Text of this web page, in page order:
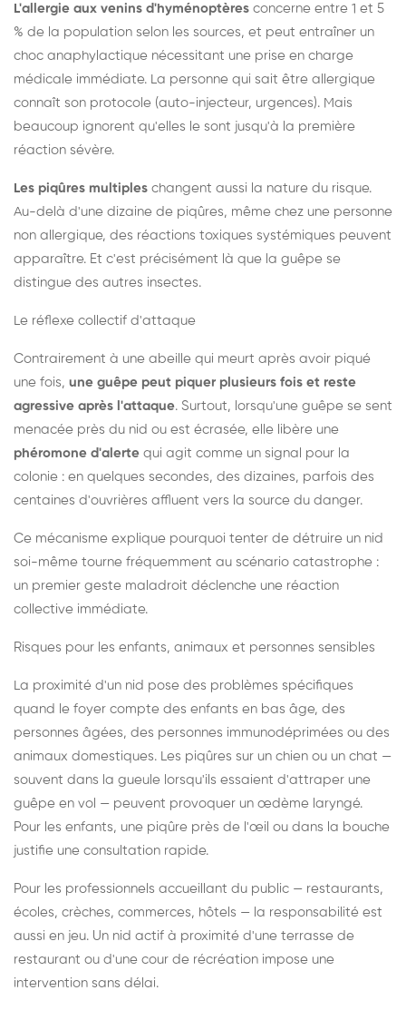
L'allergie aux venins d'hyménoptères concerne entre 1 et 5
% de la population selon les sources, et peut entraîner un
choc anaphylactique nécessitant une prise en charge
médicale immédiate. La personne qui sait être allergique
connaît son protocole (auto-injecteur, urgences). Mais
beaucoup ignorent qu'elles le sont jusqu'à la première
réaction sévère.
Les piqûres multiples changent aussi la nature du risque.
Au-delà d'une dizaine de piqûres, même chez une personne
non allergique, des réactions toxiques systémiques peuvent
apparaître. Et c'est précisément là que la guêpe se
distingue des autres insectes.
Le réflexe collectif d'attaque
Contrairement à une abeille qui meurt après avoir piqué
une fois, une guêpe peut piquer plusieurs fois et reste
agressive après l'attaque. Surtout, lorsqu'une guêpe se sent
menacée près du nid ou est écrasée, elle libère une
phéromone d'alerte qui agit comme un signal pour la
colonie : en quelques secondes, des dizaines, parfois des
centaines d'ouvrières affluent vers la source du danger.
Ce mécanisme explique pourquoi tenter de détruire un nid
soi-même tourne fréquemment au scénario catastrophe :
un premier geste maladroit déclenche une réaction
collective immédiate.
Risques pour les enfants, animaux et personnes sensibles
La proximité d'un nid pose des problèmes spécifiques
quand le foyer compte des enfants en bas âge, des
personnes âgées, des personnes immunodéprimées ou des
animaux domestiques. Les piqûres sur un chien ou un chat —
souvent dans la gueule lorsqu'ils essaient d'attraper une
guêpe en vol — peuvent provoquer un œdème laryngé.
Pour les enfants, une piqûre près de l'œil ou dans la bouche
justifie une consultation rapide.
Pour les professionnels accueillant du public — restaurants,
écoles, crèches, commerces, hôtels — la responsabilité est
aussi en jeu. Un nid actif à proximité d'une terrasse de
restaurant ou d'une cour de récréation impose une
intervention sans délai.